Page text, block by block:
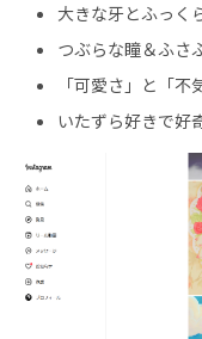
大きな牙とふっく
つぶらな瞳＆ふさ
「可愛さ」と「
いたずら好きで好